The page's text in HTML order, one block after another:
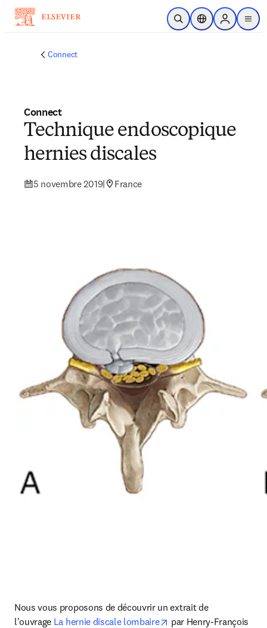
Passer au contenu principal
Ouvrir la recherche
Sélecteur de
Sign in to
menu
Connect
Connect
Technique endoscopique
hernies discales
5 novembre 2019| France
Nous vous proposons de découvrir un extrait de
l'ouvrage La hernie discale lombaire opens in new tab/
par Henry-François